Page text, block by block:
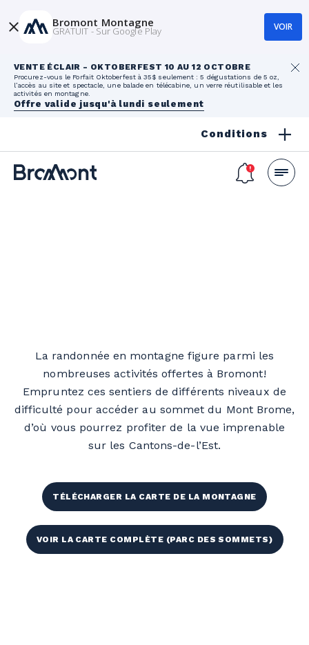
VENTE ÉCLAIR - OKTOBERFEST 10 AU 12 OCTOBRE
Procurez-vous le Forfait Oktoberfest à 35$ seulement : 5 dégustations de 5 oz,
l’accès au site et spectacle, une balade en télécabine, un verre réutilisable et les
activités en montagne.
Offre valide jusqu'à lundi seulement
Conditions
La randonnée en montagne figure parmi les
nombreuses activités offertes à Bromont!
Empruntez ces sentiers de différents niveaux de
difficulté pour accéder au sommet du Mont Brome,
d’où vous pourrez profiter de la vue imprenable
sur les Cantons-de-l’Est.
TÉLÉCHARGER LA CARTE DE LA MONTAGNE
VOIR LA CARTE COMPLÈTE (PARC DES SOMMETS)
Bromont Montagne
GRATUIT - Sur Google Play VOIR